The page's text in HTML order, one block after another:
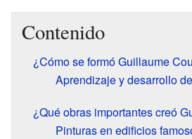
Contenido
¿Cómo se formó Guillaume
Aprendizaje y desarrollo
¿Qué obras importantes creó
Pinturas en edificios